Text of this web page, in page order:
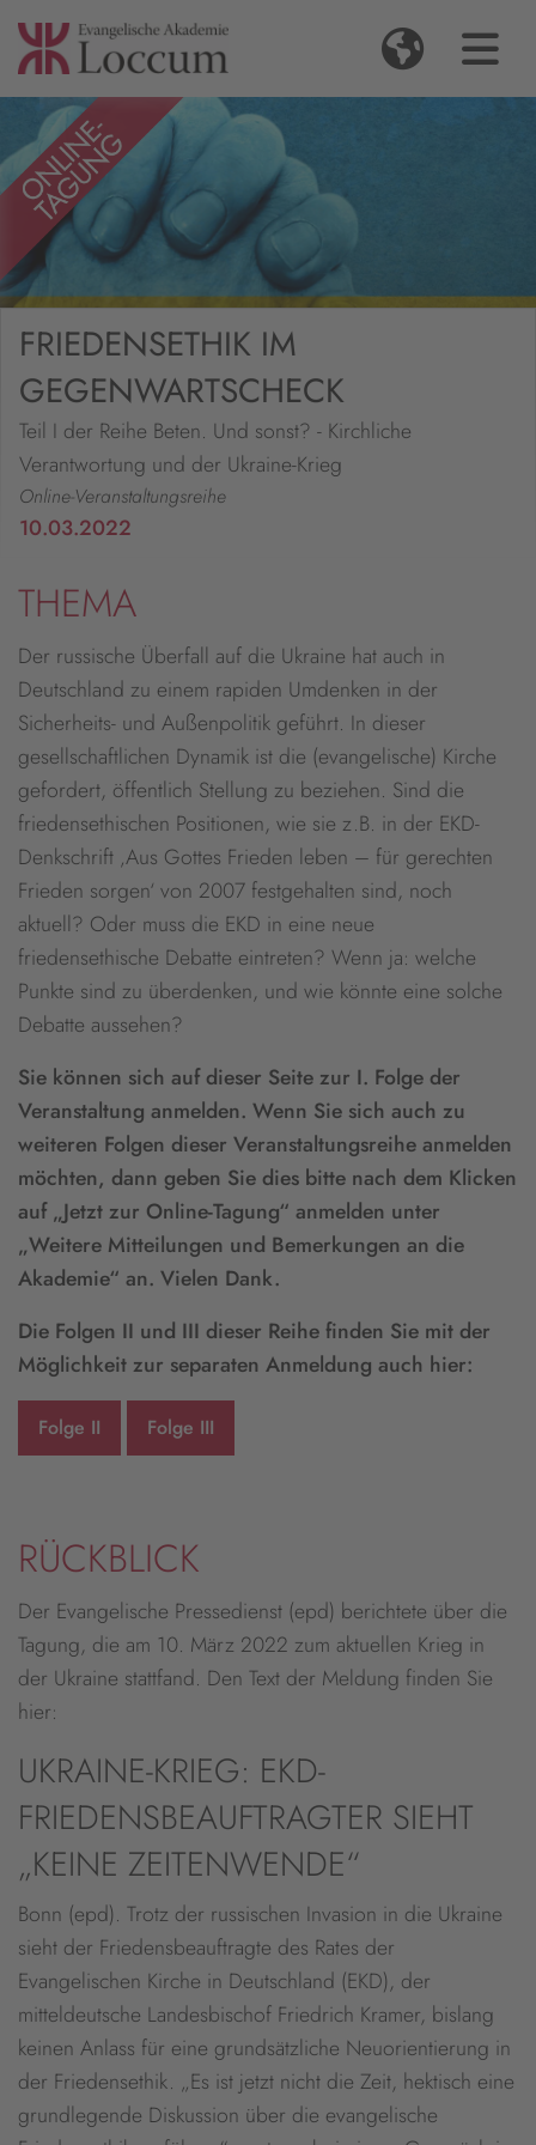
FRIEDENSETHIK IM
GEGENWARTSCHECK
Teil I der Reihe Beten. Und sonst? - Kirchliche
Verantwortung und der Ukraine-Krieg
Online-Veranstaltungsreihe
10.03.2022
THEMA
Der russische Überfall auf die Ukraine hat auch in
Deutschland zu einem rapiden Umdenken in der
Sicherheits- und Außenpolitik geführt. In dieser
gesellschaftlichen Dynamik ist die (evangelische) Kirche
gefordert, öffentlich Stellung zu beziehen. Sind die
friedensethischen Positionen, wie sie z.B. in der EKD-
Denkschrift ‚Aus Gottes Frieden leben – für gerechten
Frieden sorgen‘ von 2007 festgehalten sind, noch
aktuell? Oder muss die EKD in eine neue
friedensethische Debatte eintreten? Wenn ja: welche
Punkte sind zu überdenken, und wie könnte eine solche
Debatte aussehen?
Sie können sich auf dieser Seite zur I. Folge der
Veranstaltung anmelden. Wenn Sie sich auch zu
weiteren Folgen dieser Veranstaltungsreihe anmelden
möchten, dann geben Sie dies bitte nach dem Klicken
auf „Jetzt zur Online-Tagung“ anmelden unter
„Weitere Mitteilungen und Bemerkungen an die
Akademie“ an. Vielen Dank.
Die Folgen II und III dieser Reihe finden Sie mit der
Möglichkeit zur separaten Anmeldung auch hier:
Folge II Folge III
RÜCKBLICK
Der Evangelische Pressedienst (epd) berichtete über die
Tagung, die am 10. März 2022 zum aktuellen Krieg in
der Ukraine stattfand. Den Text der Meldung finden Sie
hier:
UKRAINE-KRIEG: EKD-
FRIEDENSBEAUFTRAGTER SIEHT
„KEINE ZEITENWENDE“
Bonn (epd). Trotz der russischen Invasion in die Ukraine
sieht der Friedensbeauftragte des Rates der
Evangelischen Kirche in Deutschland (EKD), der
mitteldeutsche Landesbischof Friedrich Kramer, bislang
keinen Anlass für eine grundsätzliche Neuorientierung in
der Friedensethik. „Es ist jetzt nicht die Zeit, hektisch eine
grundlegende Diskussion über die evangelische